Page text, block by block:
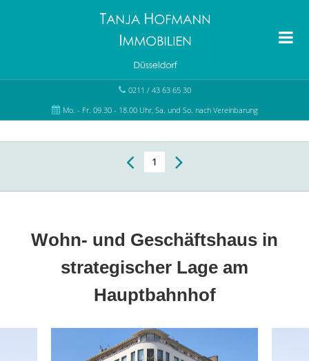
0211 / 43 63 65 30
Mo. - Fr. 09.30 - 18.00 Uhr, Sa. und So. nach Vereinbarung
1
Wohn- und Geschäftshaus in
strategischer Lage am
Hauptbahnhof